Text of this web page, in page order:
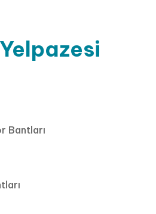
Yelpazesi
Bantları